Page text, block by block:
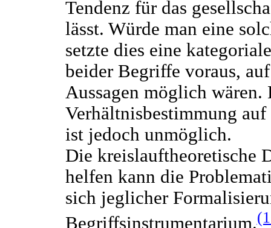
Tendenz für das
lässt. Würde man eine
setzte dies eine
beider Begriffe voraus,
Aussagen möglich wären.
Verhältnisbestimmung
ist jedoch unmöglich.
Die kreislauftheoretische
helfen kann die
sich jeglicher
Begriffsinstrumentarium.